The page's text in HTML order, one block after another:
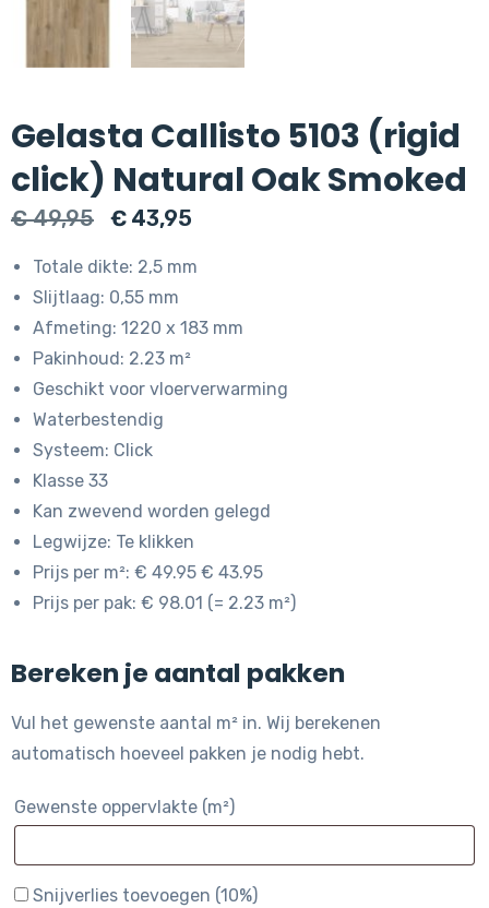
Gelasta Callisto 5103 (rigid
click) Natural Oak Smoked
€49,95
Oorspronkelijke
€ 49,95.
€ 43,95
€ 43,95.
Totale dikte: 2,5 mm
Slijtlaag: 0,55 mm
Afmeting: 1220 x 183 mm
Pakinhoud: 2.23 m²
Geschikt voor vloerverwarming
Waterbestendig
Systeem: Click
Klasse 33
Kan zwevend worden gelegd
Legwijze: Te klikken
Prijs per m²: € 49.95 € 43.95
Prijs per pak: € 98.01 (= 2.23 m²)
Bereken je aantal pakken
Vul het gewenste aantal m² in. Wij berekenen
automatisch hoeveel pakken je nodig hebt.
Gewenste oppervlakte (m²)
Snijverlies toevoegen (10%)